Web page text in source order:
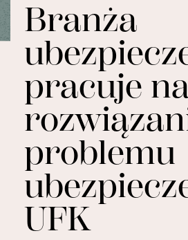
Branża
pracuje
problemu
UFK